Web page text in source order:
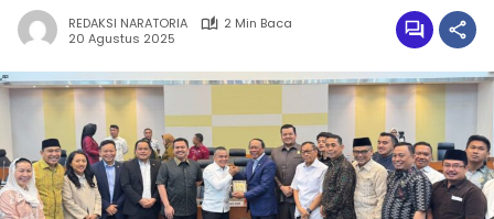
REDAKSI NARATORIA
2 Min Baca
20 Agustus 2025